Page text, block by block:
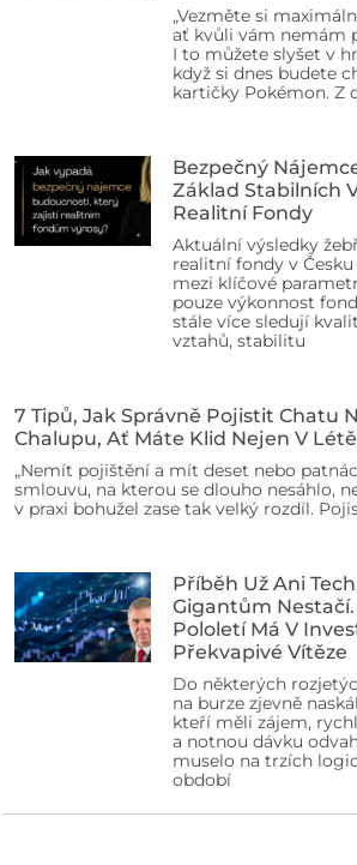
„Vezměte si
ať kvůli vám nemám
I to můžete slyšet v
když si dnes budete
kartičky Pokémon. Z
Bezpečný
Základ Stabilních
Realitní Fondy
Aktuální výsledky
realitní fondy v Česku
mezi klíčové
pouze výkonnost
stále více sledují
vztahů, stabilitu
7 Tipů, Jak Správně Pojistit Chatu
Chalupu, Ať Máte Klid Nejen V Létě
„Nemít pojištění a mít deset nebo
smlouvu, na kterou se dlouho nesáhlo,
v praxi bohužel zase tak velký rozdíl.
Příběh Už Ani
Gigantům
Pololetí Má V
Překvapivé Vítěze
Do některých
na burze zjevně
kteří měli zájem,
a notnou dávku
muselo na trzích
období